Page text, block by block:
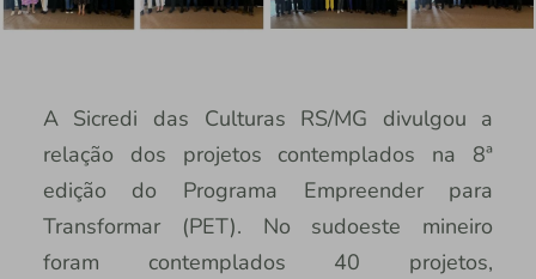
A Sicredi das Culturas RS/MG divulgou a
relação dos projetos contemplados na 8ª
edição do Programa Empreender para
Transformar (PET). No sudoeste mineiro
foram contemplados 40 projetos,